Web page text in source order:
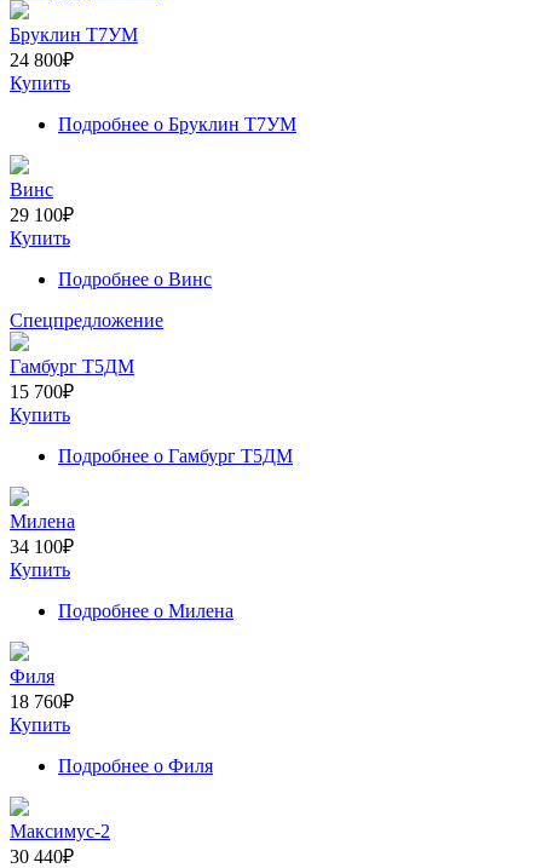
Бруклин Т7УМ
24 800₽
Купить
Подробнее о Бруклин Т7УМ
Винс
29 100₽
Купить
Подробнее о Винс
Спецпредложение
Гамбург Т5ДМ
15 700₽
Купить
Подробнее о Гамбург Т5ДМ
Милена
34 100₽
Купить
Подробнее о Милена
Филя
18 760₽
Купить
Подробнее о Филя
Максимус-2
30 440₽